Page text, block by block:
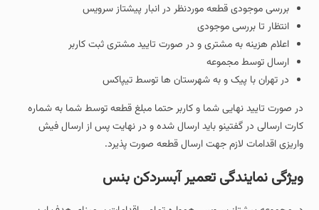
بررسی موجودی قطعه موردنظر در انبار پیشتاز سرویس
انتظار تا بررسی موجودی
اعلام هزینه به مشتری و در صورت تایید مشتری ثبت کاربر
ارسال توسط مجموعه
در تهران با پیک و به شهرستان ها توسط تیپاکس
در صورت تایید نهایی شما و کاربر حتما مبلغ قطعه توسط شما به شماره
کارت ارسالی در گفتینو باید ارسال شده و در نهایت پس از ارسال فیش
واریزی اقدامات لازم جهت ارسال قطعه صورت پذیرد.
ویژگی نمایندگی تعمیر آبسردکن بنس